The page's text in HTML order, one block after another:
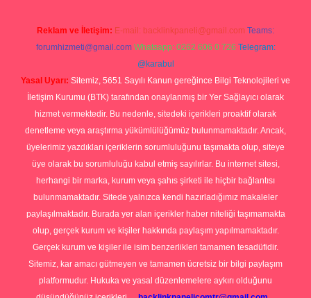
Reklam ve İletişim: E-mail: backlinkpaneli@gmail.com Teams:
forumhizmeti@gmail.com Whatsapp: 0262 606 0 726 Telegram:
@karabul
Yasal Uyarı: Sitemiz, 5651 Sayılı Kanun gereğince Bilgi Teknolojileri ve
İletişim Kurumu (BTK) tarafından onaylanmış bir Yer Sağlayıcı olarak
hizmet vermektedir. Bu nedenle, sitedeki içerikleri proaktif olarak
denetleme veya araştırma yükümlülüğümüz bulunmamaktadır. Ancak,
üyelerimiz yazdıkları içeriklerin sorumluluğunu taşımakta olup, siteye
üye olarak bu sorumluluğu kabul etmiş sayılırlar. Bu internet sitesi,
herhangi bir marka, kurum veya şahıs şirketi ile hiçbir bağlantısı
bulunmamaktadır. Sitede yalnızca kendi hazırladığımız makaleler
paylaşılmaktadır. Burada yer alan içerikler haber niteliği taşımamakta
olup, gerçek kurum ve kişiler hakkında paylaşım yapılmamaktadır.
Gerçek kurum ve kişiler ile isim benzerlikleri tamamen tesadüfidir.
Sitemiz, kar amacı gütmeyen ve tamamen ücretsiz bir bilgi paylaşım
platformudur. Hukuka ve yasal düzenlemelere aykırı olduğunu